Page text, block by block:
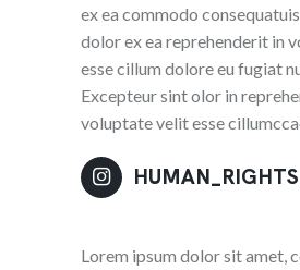
ex ea commodo
dolor ex ea reprehenderit in
esse cillum dolore eu fugiat
Excepteur sint olor in
voluptate velit esse
Lorem ipsum dolor sit amet,